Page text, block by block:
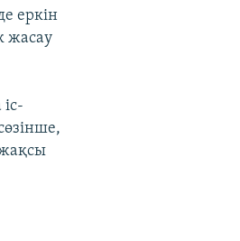
еркін
жасау
жақсы